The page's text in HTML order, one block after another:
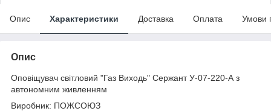
Опис Характеристики Доставка Оплата Умови
Опис
Оповіщувач світловий "Газ Виходь" Сержант У-07-220-А з
автономним живленням
Виробник: ПОЖСОЮЗ